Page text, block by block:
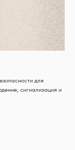
для
сигнализация и